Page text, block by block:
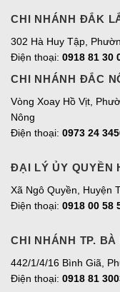
CHI NHÁNH ĐẮK
302 Hà Huy Tập,
Điện thoại: 0918 81 30
CHI NHÁNH ĐẮC
Vòng Xoay Hồ Vịt,
Nông
Điện thoại: 0973 24
ĐẠI LÝ ỦY QUYỀN
Xã Ngô Quyền, Huyện
Điện thoại: 0918 00 58
CHI NHÁNH TP. BÀ
442/1/4/16 Bình Giã,
Điện thoại: 0918 81